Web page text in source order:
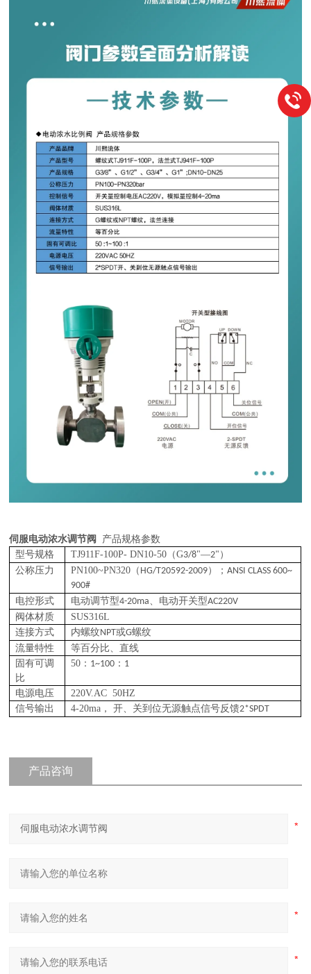
伺服电动浓水调节阀
产品规格参数
型号规格
TJ911F-100P- DN10-50（G3/8"—2" ）
公称压力
PN100~PN320（ HG/T20592-2009）； ANSI CLASS 600~
900#
电控形式
电动调节型4-20ma 、电动开关型AC220V
阀体材质
SUS316L
连接方式
内螺纹NPT或G螺纹
流量特性
等百分比、直线
固有可调
比
50： 1~100： 1
电源电压
220V.AC 50HZ
信号输出
4-20ma， 开、关到位无源触点信号反馈2*SPDT
产品咨询